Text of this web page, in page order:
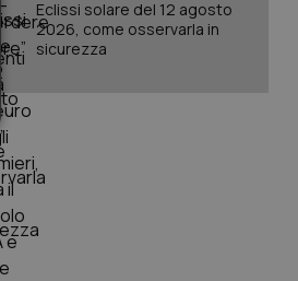
Eclissi solare del 12 agosto
2026, come osservarla in
sicurezza